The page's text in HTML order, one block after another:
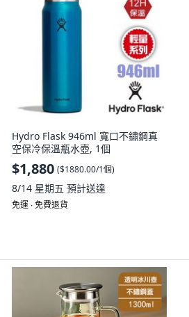
Hydro Flask 946ml 寬口不鏽鋼真
空保冷保溫瓶水壺, 1個
$1,880 ($1880.00/1個)
8/14 星期五 預計送達
免運 ∙ 免費退貨